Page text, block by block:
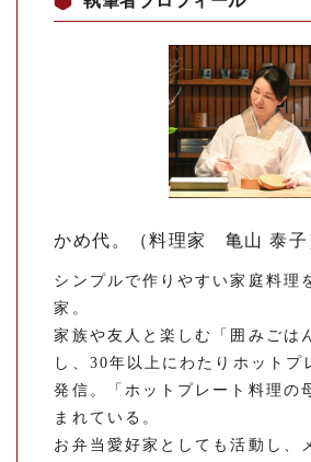
かめ代。（料理家 亀山 泰子
シンプルで作りやすい家庭料理
家。
家族や友人と楽しむ「囲みごは
し、30年以上にわたりホットプ
発信。「ホットプレート料理の
まれている。
お弁当愛好家としても活動し、